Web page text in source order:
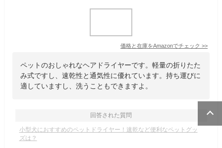
価格と在庫をAmazonでチェック >>
ペットのおしゃれなヘアドライヤーです。軽量の折りたた
み式ですし、速乾性と通気性に優れています。持ち運びに
適していますし、洗うこともできますよ。
回答された質問
小型犬におすすめのペットドライヤー！速乾など便利なペットグッ
ズは？